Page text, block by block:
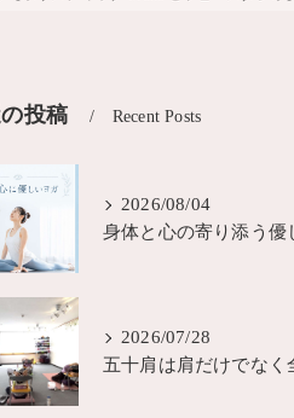
投稿 Recent Posts
2026/08/04
2026/07/28